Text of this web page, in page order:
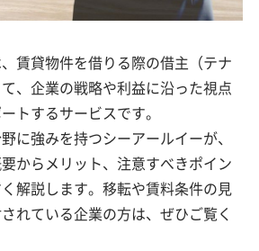
賃貸物件を借りる際の借主（テナ
、企業の戦略や利益に沿った視点
トするサービスです。
に強みを持つシーアールイーが、
からメリット、注意すべきポイン
解説します。移転や賃料条件の見
れている企業の方は、ぜひご覧く